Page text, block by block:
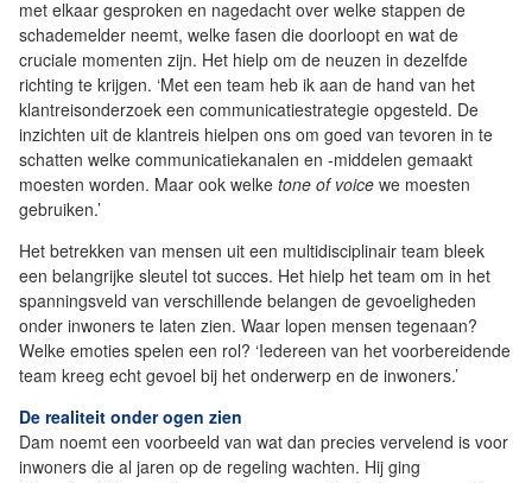
met elkaar gesproken en nagedacht over welke stappen de
schademelder neemt, welke fasen die doorloopt en wat de
cruciale momenten zijn. Het hielp om de neuzen in dezelfde
richting te krijgen. ‘Met een team heb ik aan de hand van het
klantreisonderzoek een communicatiestrategie opgesteld. De
inzichten uit de klantreis hielpen ons om goed van tevoren in te
schatten welke communicatiekanalen en -middelen gemaakt
moesten worden. Maar ook welke tone of voice we moesten
gebruiken.’
Het betrekken van mensen uit een multidisciplinair team bleek
een belangrijke sleutel tot succes. Het hielp het team om in het
spanningsveld van verschillende belangen de gevoeligheden
onder inwoners te laten zien. Waar lopen mensen tegenaan?
Welke emoties spelen een rol? ‘Iedereen van het voorbereidende
team kreeg echt gevoel bij het onderwerp en de inwoners.’
De realiteit onder ogen zien
Dam noemt een voorbeeld van wat dan precies vervelend is voor
inwoners die al jaren op de regeling wachten. Hij ging